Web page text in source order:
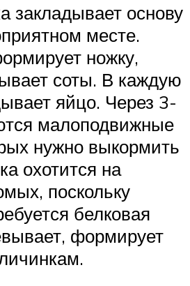
закладывает основу
месте.
ножку,
соты. В каждую
яйцо. Через 3-
малоподвижные
нужно выкормить
охотится на
поскольку
белковая
формирует